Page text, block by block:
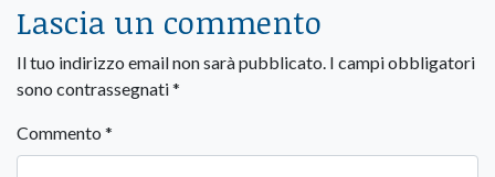
Lascia un commento
Il tuo indirizzo email non sarà pubblicato. I campi obbligatori
sono contrassegnati*
Commento *